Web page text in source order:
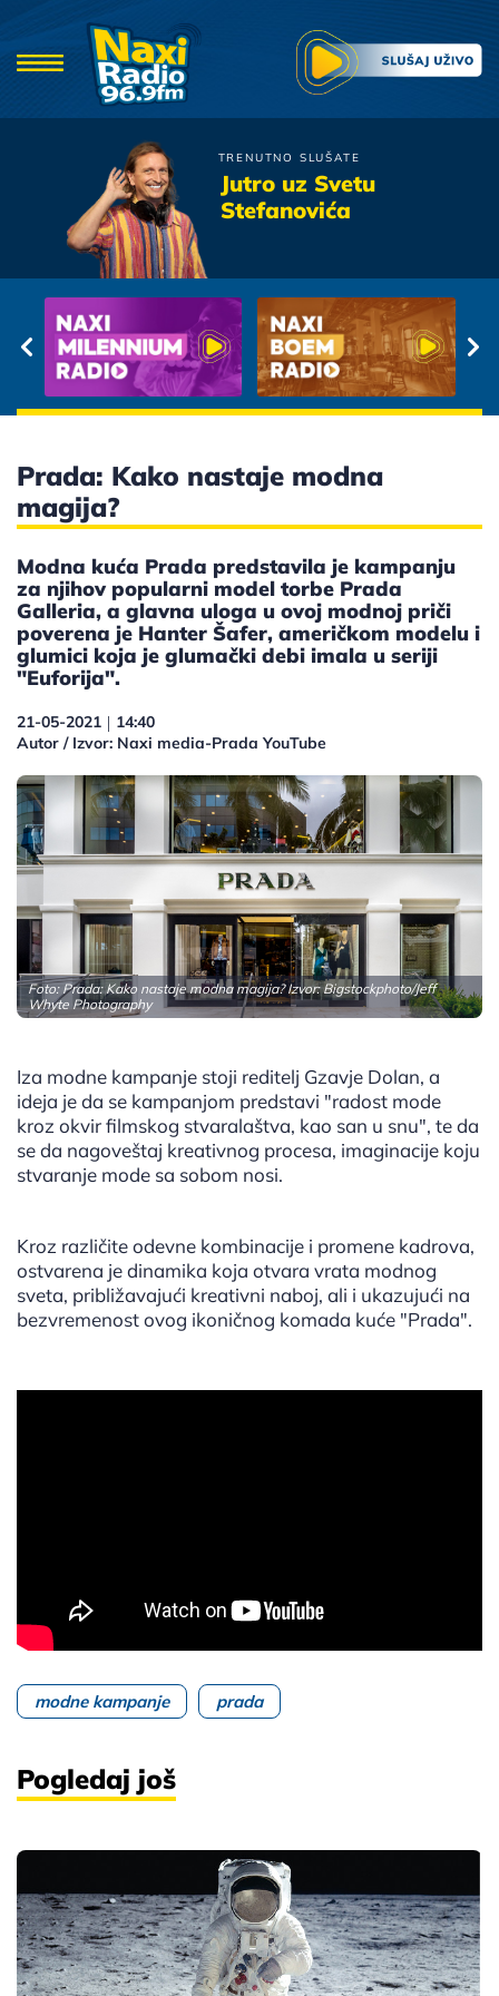
TRENUTNO SLUŠATE
Jutro uz Svetu
Stefanovića
Poslednja Igra
Grudi Balkanske
Prada: Kako nastaje modna
magija?
Modna kuća Prada predstavila je kampanju
za njihov popularni model torbe Prada
Galleria, a glavna uloga u ovoj modnoj priči
poverena je Hanter Šafer, američkom modelu i
glumici koja je glumački debi imala u seriji
"Euforija".
21-05-2021 | 14:40
Autor / Izvor: Naxi media-Prada YouTube
Foto: Prada: Kako nastaje modna magija? Izvor: Bigstockphoto/Jeff
Whyte Photography
Iza modne kampanje stoji reditelj Gzavje Dolan, a
ideja je da se kampanjom predstavi "radost mode
kroz okvir filmskog stvaralaštva, kao san u snu", te da
se da nagoveštaj kreativnog procesa, imaginacije koju
stvaranje mode sa sobom nosi.
Kroz različite odevne kombinacije i promene kadrova,
ostvarena je dinamika koja otvara vrata modnog
sveta, približavajući kreativni naboj, ali i ukazujući na
bezvremenost ovog ikoničnog komada kuće "Prada".
modne kampanje prada
Pogledaj još